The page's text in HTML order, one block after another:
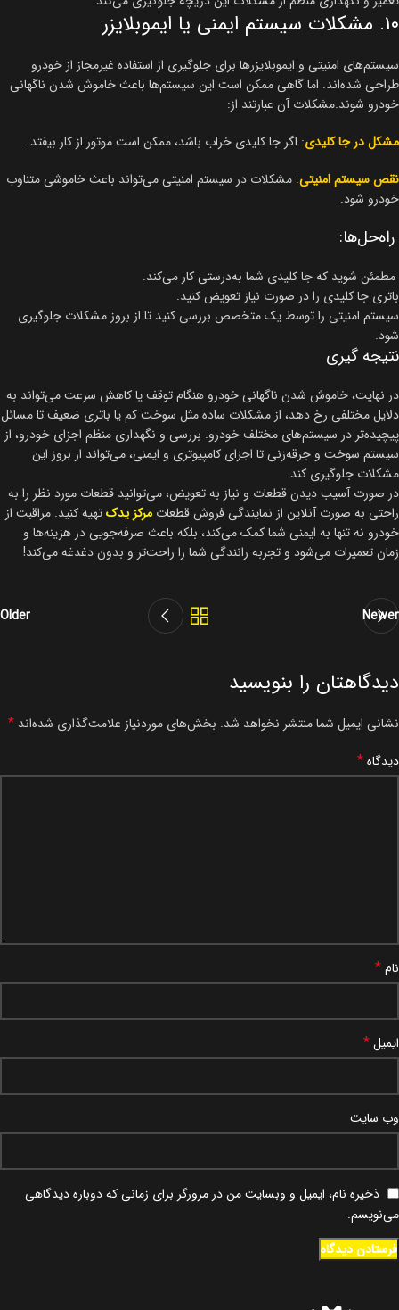
۱۰. مشکلات سیستم ایمنی یا ایموبلایزر
سیستم‌های امنیتی و ایموبلایزرها برای جلوگیری از استفاده غیرمجاز از خودرو
طراحی شده‌اند. اما گاهی ممکن است این سیستم‌ها باعث خاموش شدن ناگهانی
خودرو شوند.مشکلات آن عبارتند از:
مشکل در جا کلیدی: اگر جا کلیدی خراب باشد، ممکن است موتور از کار بیفتد.
نقص سیستم امنیتی: مشکلات در سیستم امنیتی می‌تواند باعث خاموشی متناوب
خودرو شود.
راه‌حل‌ها:
مطمئن شوید که جا کلیدی شما به‌درستی کار می‌کند.
باتری جا کلیدی را در صورت نیاز تعویض کنید.
سیستم امنیتی را توسط یک متخصص بررسی کنید تا از بروز مشکلات جلوگیری
شود.
نتیجه گیری
در نهایت، خاموش شدن ناگهانی خودرو هنگام توقف یا کاهش سرعت می‌تواند به
دلایل مختلفی رخ دهد، از مشکلات ساده مثل سوخت کم یا باتری ضعیف تا مسائل
پیچیده‌تر در سیستم‌های مختلف خودرو. بررسی و نگهداری منظم اجزای خودرو، از
سیستم سوخت و جرقه‌زنی تا اجزای کامپیوتری و ایمنی، می‌تواند از بروز این
مشکلات جلوگیری کند.
در صورت آسیب دیدن قطعات و نیاز به تعویض، می‌توانید قطعات مورد نظر را به
راحتی به صورت آنلاین از نمایندگی فروش قطعات مرکز یدکتهیه کنید. مراقبت از
خودرو نه تنها به ایمنی شما کمک می‌کند، بلکه باعث صرفه‌جویی در هزینه‌ها و
زمان تعمیرات می‌شود و تجربه رانندگی شما را راحت‌تر و بدون دغدغه می‌کند!
Newer
Older
دیدگاهتان را بنویسید
نشانی ایمیل شما منتشر نخواهد شد. بخش‌های موردنیاز علامت‌گذاری شده‌اند *
دیدگاه*
نام*
ایمیل*
وب‌ سایت
ذخیره نام، ایمیل و وبسایت من در مرورگر برای زمانی که دوباره دیدگاهی
می‌نویسم.